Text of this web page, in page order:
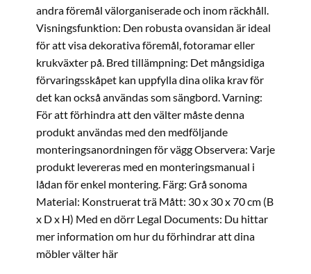
andra föremål välorganiserade och inom räckhåll.
Visningsfunktion: Den robusta ovansidan är ideal
för att visa dekorativa föremål, fotoramar eller
krukväxter på. Bred tillämpning: Det mångsidiga
förvaringsskåpet kan uppfylla dina olika krav för
det kan också användas som sängbord. Varning:
För att förhindra att den välter måste denna
produkt användas med den medföljande
monteringsanordningen för vägg Observera: Varje
produkt levereras med en monteringsmanual i
lådan för enkel montering. Färg: Grå sonoma
Material: Konstruerat trä Mått: 30 x 30 x 70 cm (B
x D x H) Med en dörr Legal Documents: Du hittar
mer information om hur du förhindrar att dina
möbler välter här